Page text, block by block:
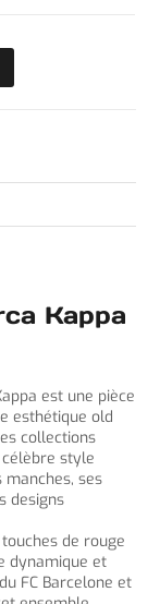
Kappa
est une pièce
esthétique old
collections
style
ses
designs
de rouge
dynamique et
FC Barcelone et